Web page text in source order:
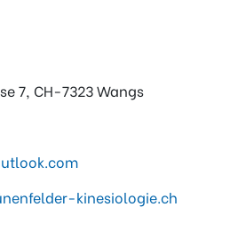
7, CH-7323 Wangs
kinesiologie.ch